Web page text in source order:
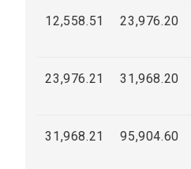
12,558.51 23,976.20
23,976.21 31,968.20
31,968.21 95,904.60